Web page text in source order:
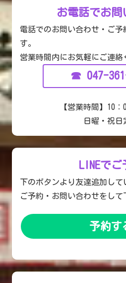
お電話でお問
電話でのお問い合わせ・ご
す。
営業時間内にお気軽にご連絡
☎ 047-
【営業時間 】10：
日曜・祝日
LINEでご
下のボタンより友達追加して
ご予約・お問い合わせをして
予約す